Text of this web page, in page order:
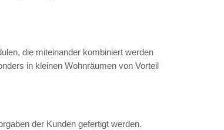
die miteinander kombiniert werden
in kleinen Wohnräumen von Vorteil
der Kunden gefertigt werden.